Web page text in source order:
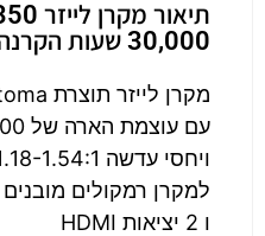
30,000 שעות הקרנה
מקרן לייזר תוצרת Optoma דגם ZW350
עם עוצמת הארה של 3500 לומן
ויחסי עדשה 1.18-1.54:1
למקרן רמקולים מובנים 15W
ו 2 יציאות HDMI